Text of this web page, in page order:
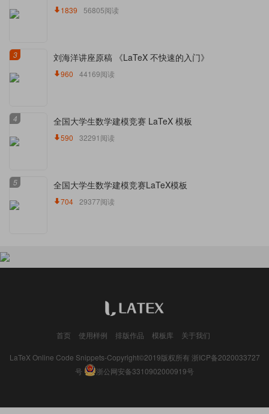
1839 56805阅读
3 刘海洋讲座原稿 《LaTeX 不快速的入门》
960 44169阅读
4 全国大学生数学建模竞赛 LaTeX 模板
590 32291阅读
5 全国大学生数学建模竞赛LaTeX模板
704 29377阅读
首页 使用样例 排版作品 模板库 关于我们
LaTeX Online Code Snippets-Copyright©2019版权所有 浙ICP备2020033727
号
浙公网安备3310902000919号